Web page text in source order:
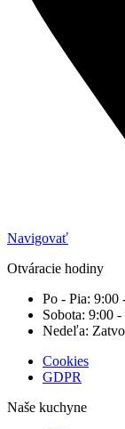
Navigovať
Otváracie hodiny
Po - Pia: 9:00
Sobota: 9:00
Nedeľa:
Cookies
GDPR
Naše kuchyne